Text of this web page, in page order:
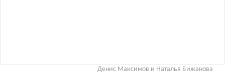
Денис Максимов и Наталья Бижанова